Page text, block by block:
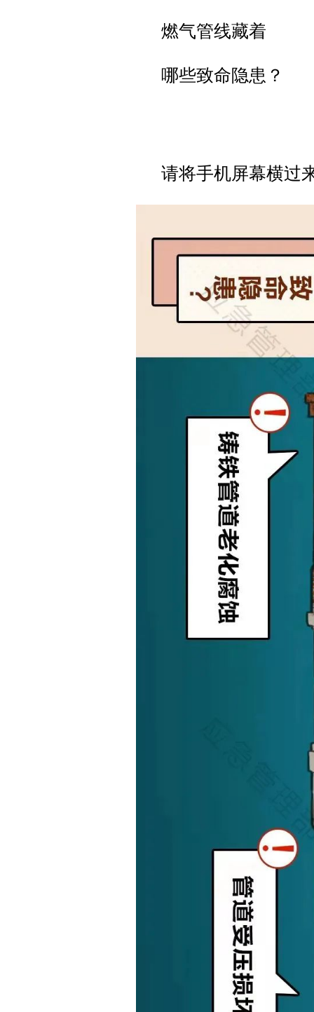
燃气管线藏着
哪些致命隐患？
请将手机屏幕横过